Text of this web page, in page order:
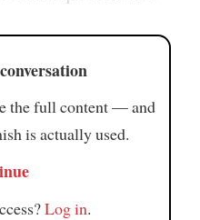
the full content — and
is actually used.
Log in.